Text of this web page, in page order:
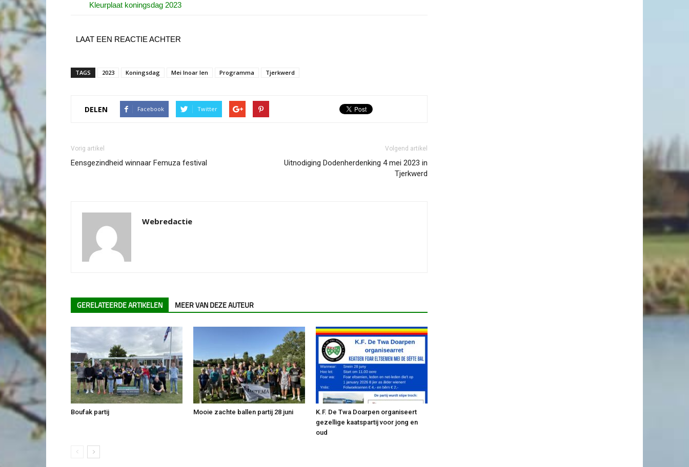
Kleurplaat koningsdag 2023
LAAT EEN REACTIE ACHTER
TAGS 2023 Koningsdag Mei Inoar Ien Programma Tjerkwerd
DELEN Facebook Twitter
Vorig artikel
Eensgezindheid winnaar Femuza festival
Volgend artikel
Uitnodiging Dodenherdenking 4 mei 2023 in
Tjerkwerd
Webredactie
GERELATEERDE ARTIKELEN MEER VAN DEZE AUTEUR
Boufak partij Mooie zachte ballen partij 28 juni
K.F. De Twa Doarpen organiseert
gezellige kaatspartij voor jong en
oud